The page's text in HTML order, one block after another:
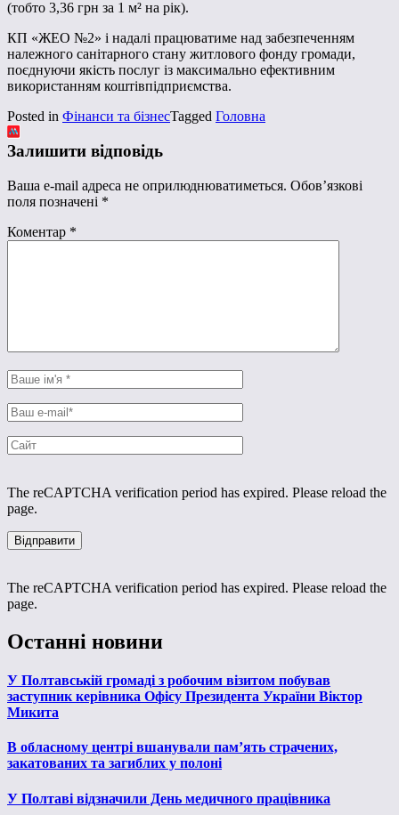
(тобто 3,36 грн за 1 м² на рік).
КП «ЖЕО №2» і надалі працюватиме над забезпеченням
належного санітарного стану житлового фонду громади,
поєднуючи якість послуг із максимально ефективним
використанням коштівпідприємства.
Posted in Фінанси та бізнесTagged Головна
Залишити відповідь
Ваша e-mail адреса не оприлюднюватиметься. Обов’язкові
поля позначені *
Коментар *
The reCAPTCHA verification period has expired. Please reload the
page.
The reCAPTCHA verification period has expired. Please reload the
page.
Останні новини
У Полтавській громаді з робочим візитом побував
заступник керівника Офісу Президента України Віктор
Микита
В обласному центрі вшанували пам’ять страчених,
закатованих та загиблих у полоні
У Полтаві відзначили День медичного працівника